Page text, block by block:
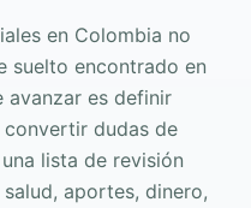
en Colombia no
suelto encontrado en
avanzar es definir
convertir dudas de
lista de revisión
aportes, dinero,